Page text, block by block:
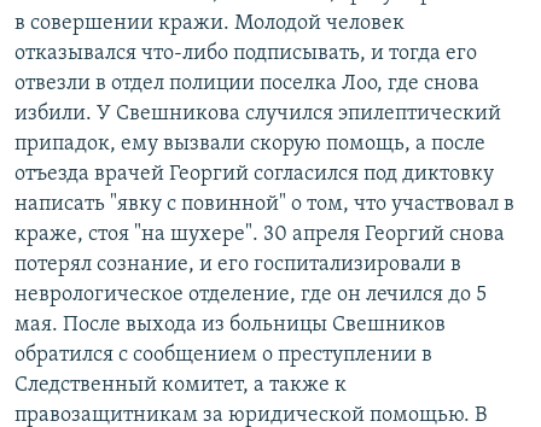
в совершении кражи. Молодой человек
отказывался что-либо подписывать, и тогда его
отвезли в отдел полиции поселка Лоо, где снова
избили. У Свешникова случился эпилептический
припадок, ему вызвали скорую помощь, а после
отъезда врачей Георгий согласился под диктовку
написать "явку с повинной" о том, что участвовал в
краже, стоя "на шухере". 30 апреля Георгий снова
потерял сознание, и его госпитализировали в
неврологическое отделение, где он лечился до 5
мая. После выхода из больницы Свешников
обратился с сообщением о преступлении в
Следственный комитет, а также к
правозащитникам за юридической помощью. В